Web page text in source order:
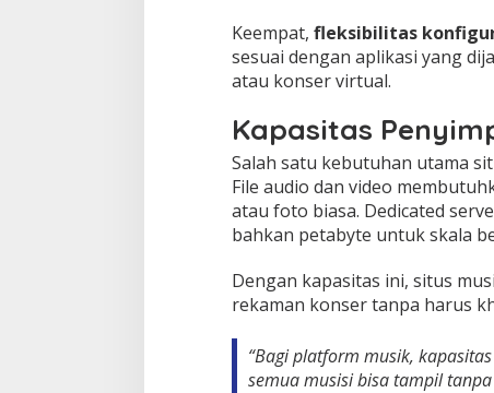
Keempat, fleksibilitas
sesuai dengan aplikasi yang
atau konser virtual.
Kapasitas
Salah satu kebutuhan utama
File audio dan video
atau foto biasa. Dedicated
bahkan petabyte untuk skala
Dengan kapasitas ini, situs
rekaman konser tanpa harus
“Bagi platform musik,
semua musisi bisa tampil tanpa